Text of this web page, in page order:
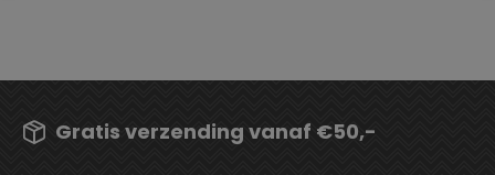
Gratis verzending vanaf €50,-